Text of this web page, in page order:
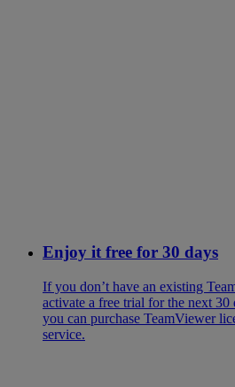
Enjoy it free for 30 days
If you don’t have an existing
activate a free trial for the next
you can purchase TeamViewer
service.